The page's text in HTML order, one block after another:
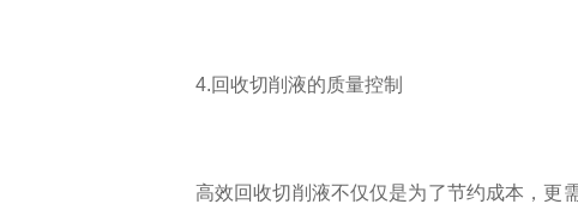
4.回收切削液的质量控制
高效回收切削液不仅仅是为了节约成本，更需